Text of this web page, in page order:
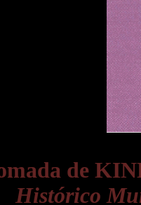
de
Histórico